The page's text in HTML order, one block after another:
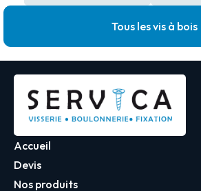
Tous les vis à bois
Accueil
Devis
Nos produits